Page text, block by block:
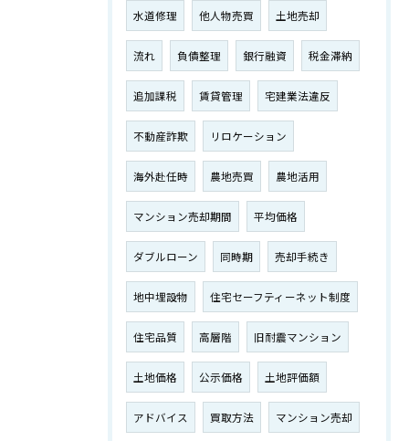
水道修理 他人物売買 土地売却
流れ 負債整理 銀行融資 税金滞納
追加課税 賃貸管理 宅建業法違反
不動産詐欺 リロケーション
海外赴任時 農地売買 農地活用
マンション売却期間 平均価格
ダブルローン 同時期 売却手続き
地中埋設物 住宅セーフティーネット制度
住宅品質 高層階 旧耐震マンション
土地価格 公示価格 土地評価額
アドバイス 買取方法 マンション売却